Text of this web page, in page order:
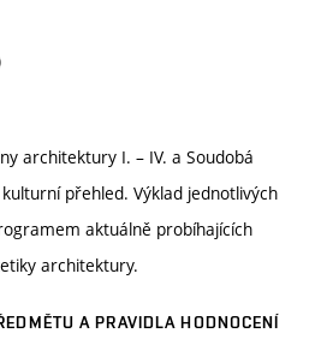
architektury I. – IV. a Soudobá
přehled. Výklad jednotlivých
aktuálně probíhajících
architektury.
A PRAVIDLA HODNOCENÍ